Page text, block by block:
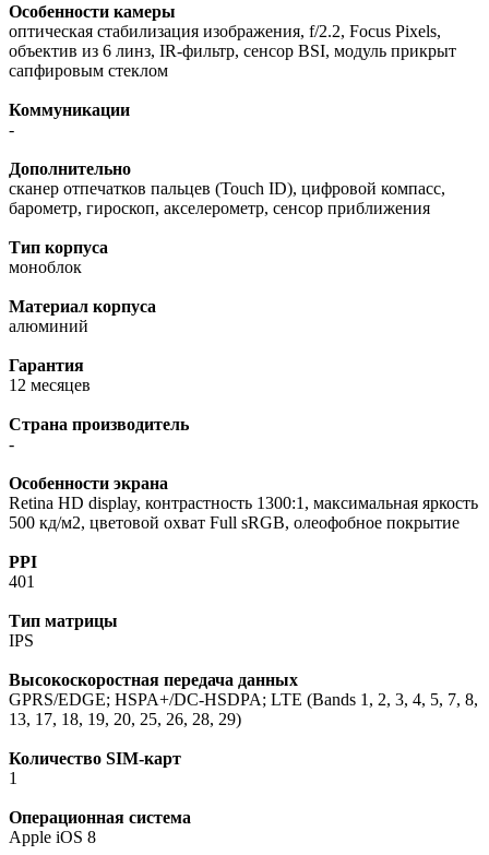
Особенности камеры
оптическая стабилизация изображения, f/2.2, Focus Pixels,
объектив из 6 линз, IR-фильтр, сенсор BSI, модуль прикрыт
сапфировым стеклом
Коммуникации
-
Дополнительно
сканер отпечатков пальцев (Touch ID), цифровой компасс,
барометр, гироскоп, акселерометр, сенсор приближения
Тип корпуса
моноблок
Материал корпуса
алюминий
Гарантия
12 месяцев
Страна производитель
-
Особенности экрана
Retina HD display, контрастность 1300:1, максимальная яркость
500 кд/м2, цветовой охват Full sRGB, олеофобное покрытие
PPI
401
Тип матрицы
IPS
Высокоскоростная передача данных
GPRS/EDGE; HSPA+/DC-HSDPA; LTE (Bands 1, 2, 3, 4, 5, 7, 8,
13, 17, 18, 19, 20, 25, 26, 28, 29)
Количество SIM-карт
1
Операционная система
Apple iOS 8